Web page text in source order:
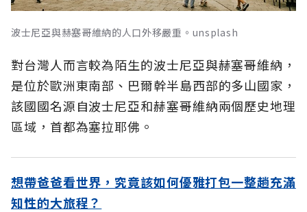
波士尼亞與赫塞哥維納的人口外移嚴重。unsplash
對台灣人而言較為陌生的波士尼亞與赫塞哥維納，
是位於歐洲東南部、巴爾幹半島西部的多山國家，
該國國名源自波士尼亞和赫塞哥維納兩個歷史地理
區域，首都為塞拉耶佛。
想帶爸爸看世界，究竟該如何優雅打包一整趟充滿
知性的大旅程？